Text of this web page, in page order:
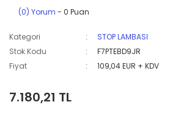
(0) Yorum - 0 Puan
Kategori
STOP LAMBASI
Stok Kodu
F7PTEBD9JR
Fiyat
109,04 EUR + KDV
7.180,21 TL